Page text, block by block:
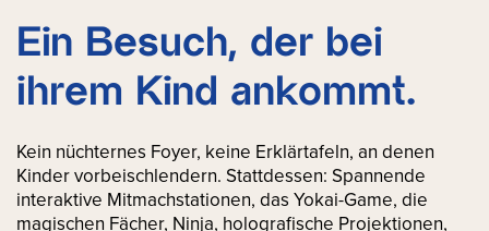
Ein Besuch, der bei
ihrem Kind ankommt.
Kein nüchternes Foyer, keine Erklärtafeln, an denen
Kinder vorbeischlendern. Stattdessen: Spannende
interaktive Mitmachstationen, das Yokai-Game, die
magischen Fächer, Ninja, holografische Projektionen,